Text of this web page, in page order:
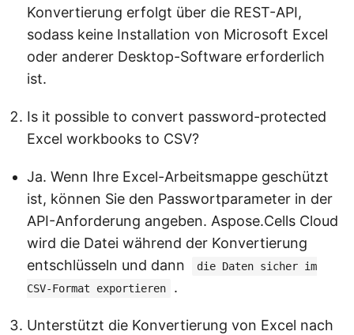
Konvertierung erfolgt über die REST-API,
sodass keine Installation von Microsoft Excel
oder anderer Desktop-Software erforderlich
ist.
Is it possible to convert password-protected
Excel workbooks to CSV?
Ja. Wenn Ihre Excel-Arbeitsmappe geschützt
ist, können Sie den Passwortparameter in der
API-Anforderung angeben. Aspose.Cells Cloud
wird die Datei während der Konvertierung
entschlüsseln und dann
die Daten sicher im
CSV-Format exportieren
.
Unterstützt die Konvertierung von Excel nach